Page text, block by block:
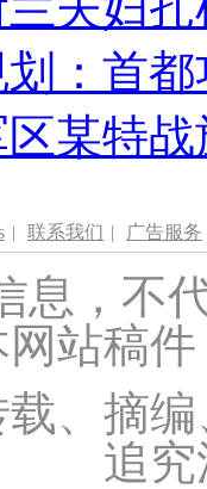
：首
某特
| 联系我们 | 广告服务
息，不
网站稿
、摘
追